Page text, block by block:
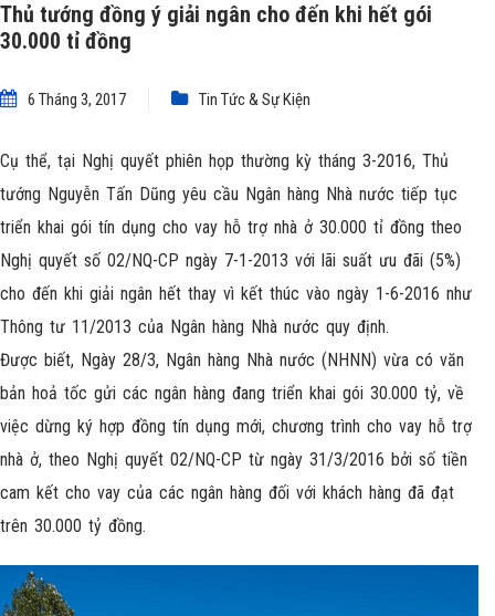
Thủ tướng đồng ý giải ngân cho đến khi hết gói
30.000 tỉ đồng
6 Tháng 3, 2017 Tin Tức & Sự Kiện
Cụ thể, tại Nghị quyết phiên họp thường kỳ tháng 3-2016, Thủ
tướng Nguyễn Tấn Dũng yêu cầu Ngân hàng Nhà nước tiếp tục
triển khai gói tín dụng cho vay hỗ trợ nhà ở 30.000 tỉ đồng theo
Nghị quyết số 02/NQ-CP ngày 7-1-2013 với lãi suất ưu đãi (5%)
cho đến khi giải ngân hết thay vì kết thúc vào ngày 1-6-2016 như
Thông tư 11/2013 của Ngân hàng Nhà nước quy định.
Được biết, Ngày 28/3, Ngân hàng Nhà nước (NHNN) vừa có văn
bản hoả tốc gửi các ngân hàng đang triển khai gói 30.000 tỷ, về
việc dừng ký hợp đồng tín dụng mới, chương trình cho vay hỗ trợ
nhà ở, theo Nghị quyết 02/NQ-CP từ ngày 31/3/2016 bởi số tiền
cam kết cho vay của các ngân hàng đối với khách hàng đã đạt
trên 30.000 tỷ đồng.